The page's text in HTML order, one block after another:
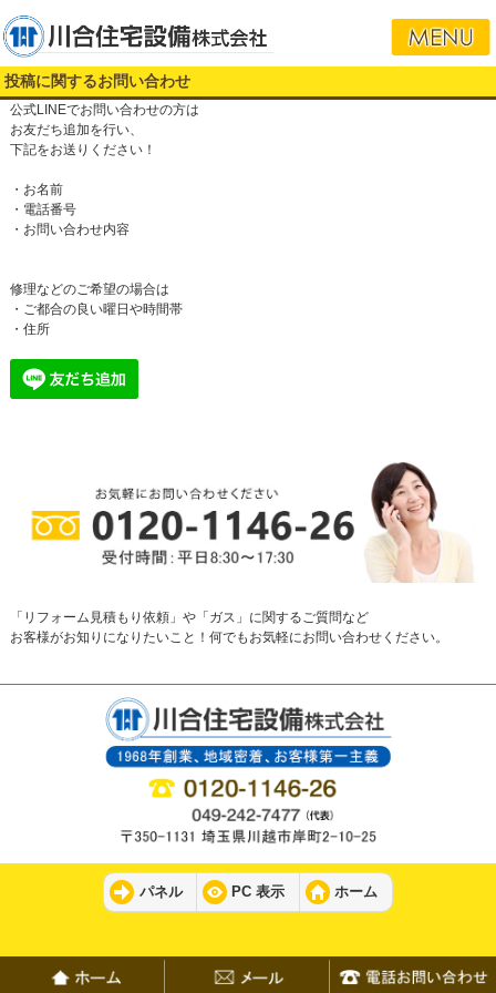
投稿に関するお問い合わせ
公式LINEでお問い合わせの方は
お友だち追加を行い、
下記をお送りください！
・お名前
・電話番号
・お問い合わせ内容
修理などのご希望の場合は
・ご都合の良い曜日や時間帯
・住所
「リフォーム見積もり依頼」や「ガス」に関するご質問など
お客様がお知りになりたいこと！何でもお気軽にお問い合わせください。
パネル PC 表示 ホーム